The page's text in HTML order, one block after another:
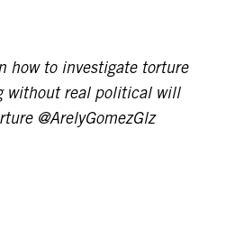
how to investigate torture
without real political will
@ArelyGomezGlz